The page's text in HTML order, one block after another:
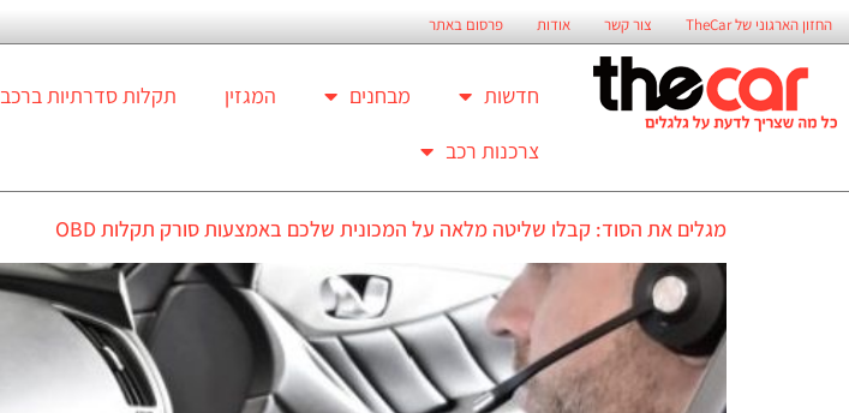
החזון הארגוני של TheCar צור קשר אודות פרסום באתר
חדשות מבחנים המגזין תקלות סדרתיות ברכב
צרכנות רכב
מגלים את הסוד: קבלו שליטה מלאה על המכונית שלכם באמצעות סורק תקלות OBD